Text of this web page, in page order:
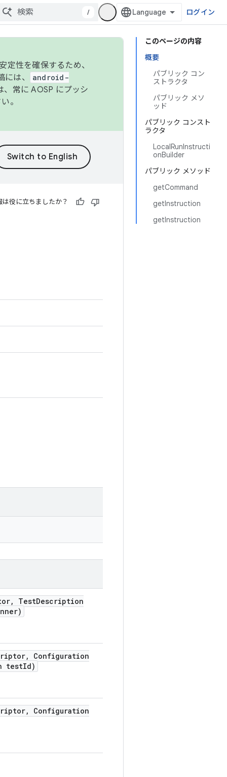
/ ログイン
このページの内容
概要
パブリック コン
ストラクタ
パブリック メソ
ッド
パブリック コンスト
ラクタ
LocalRunInstructi
onBuilder
パブリック メソッド
getCommand
getInstruction
getInstruction
性を確保するため、
は、
android-
常に AOSP にプッシ
。
は役に立ちましたか？
, TestDescription
,
Configuration
testId)
,
Configuration